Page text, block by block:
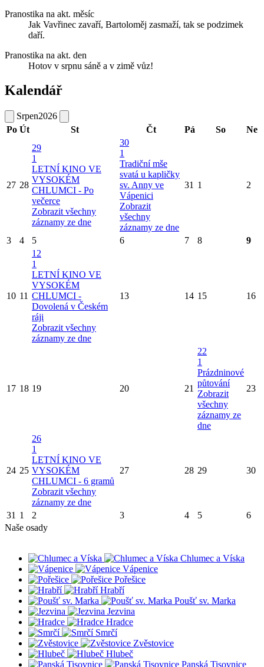
Pranostika na akt. měsíc
Jak Vavřinec zavaří, Bartoloměj zasmaží, tak se podzimek
daří.
Pranostika na akt. den
Hotov v srpnu sáně a v zimě vůz!
Kalendář
Srpen2026
Po Út St Čt Pá So Ne
27 28
29
1
LETNÍ KINO VE
VYSOKÉM
CHLUMCI - Po
večerce
Zobrazit všechny
záznamy ze dne
30
1
Tradiční mše
svatá u kapličky
sv. Anny ve
Vápenici
Zobrazit
všechny
záznamy ze dne
31 1 2
3 4 5 6 7 8 9
10 11
12
1
LETNÍ KINO VE
VYSOKÉM
CHLUMCI -
Dovolená v Českém
ráji
Zobrazit všechny
záznamy ze dne
13 14 15 16
17 18 19 20 21
22
1
Prázdninové
půtování
Zobrazit
všechny
záznamy ze
dne
23
24 25
26
1
LETNÍ KINO VE
VYSOKÉM
CHLUMCI - 6 gramů
Zobrazit všechny
záznamy ze dne
27 28 29 30
31 1 2 3 4 5
6
Naše osady
Chlumec a Víska
Vápenice
Pořešice
Hrabří
Poušť sv. Marka
Jezvina
Hradce
Smrčí
Zvěstovice
Hlubeč
Panská Tisovnice